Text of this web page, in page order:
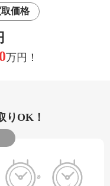
価格
万円！
りOK！